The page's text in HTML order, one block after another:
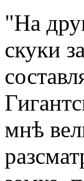
"На
скуки
мнѣ